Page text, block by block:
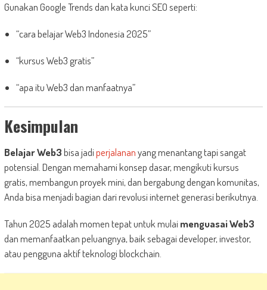
Gunakan Google Trends dan kata kunci SEO seperti:
“cara belajar Web3 Indonesia 2025”
“kursus Web3 gratis”
“apa itu Web3 dan manfaatnya”
Kesimpulan
Belajar Web3bisa jadiperjalananyang menantang tapi sangat
potensial. Dengan memahami konsep dasar, mengikuti kursus
gratis, membangun proyek mini, dan bergabung dengan komunitas,
Anda bisa menjadi bagian dari revolusi internet generasi berikutnya.
Tahun 2025 adalah momen tepat untuk mulaimenguasai Web3
dan memanfaatkan peluangnya, baik sebagai developer, investor,
atau pengguna aktif teknologi blockchain.